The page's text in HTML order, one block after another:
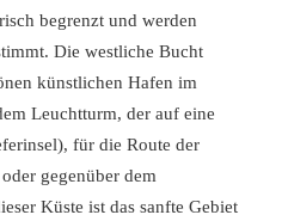
begrenzt und werden
Die westliche Bucht
künstlichen Hafen im
Leuchtturm, der auf eine
für die Route der
gegenüber dem
Küste ist das sanfte Gebiet